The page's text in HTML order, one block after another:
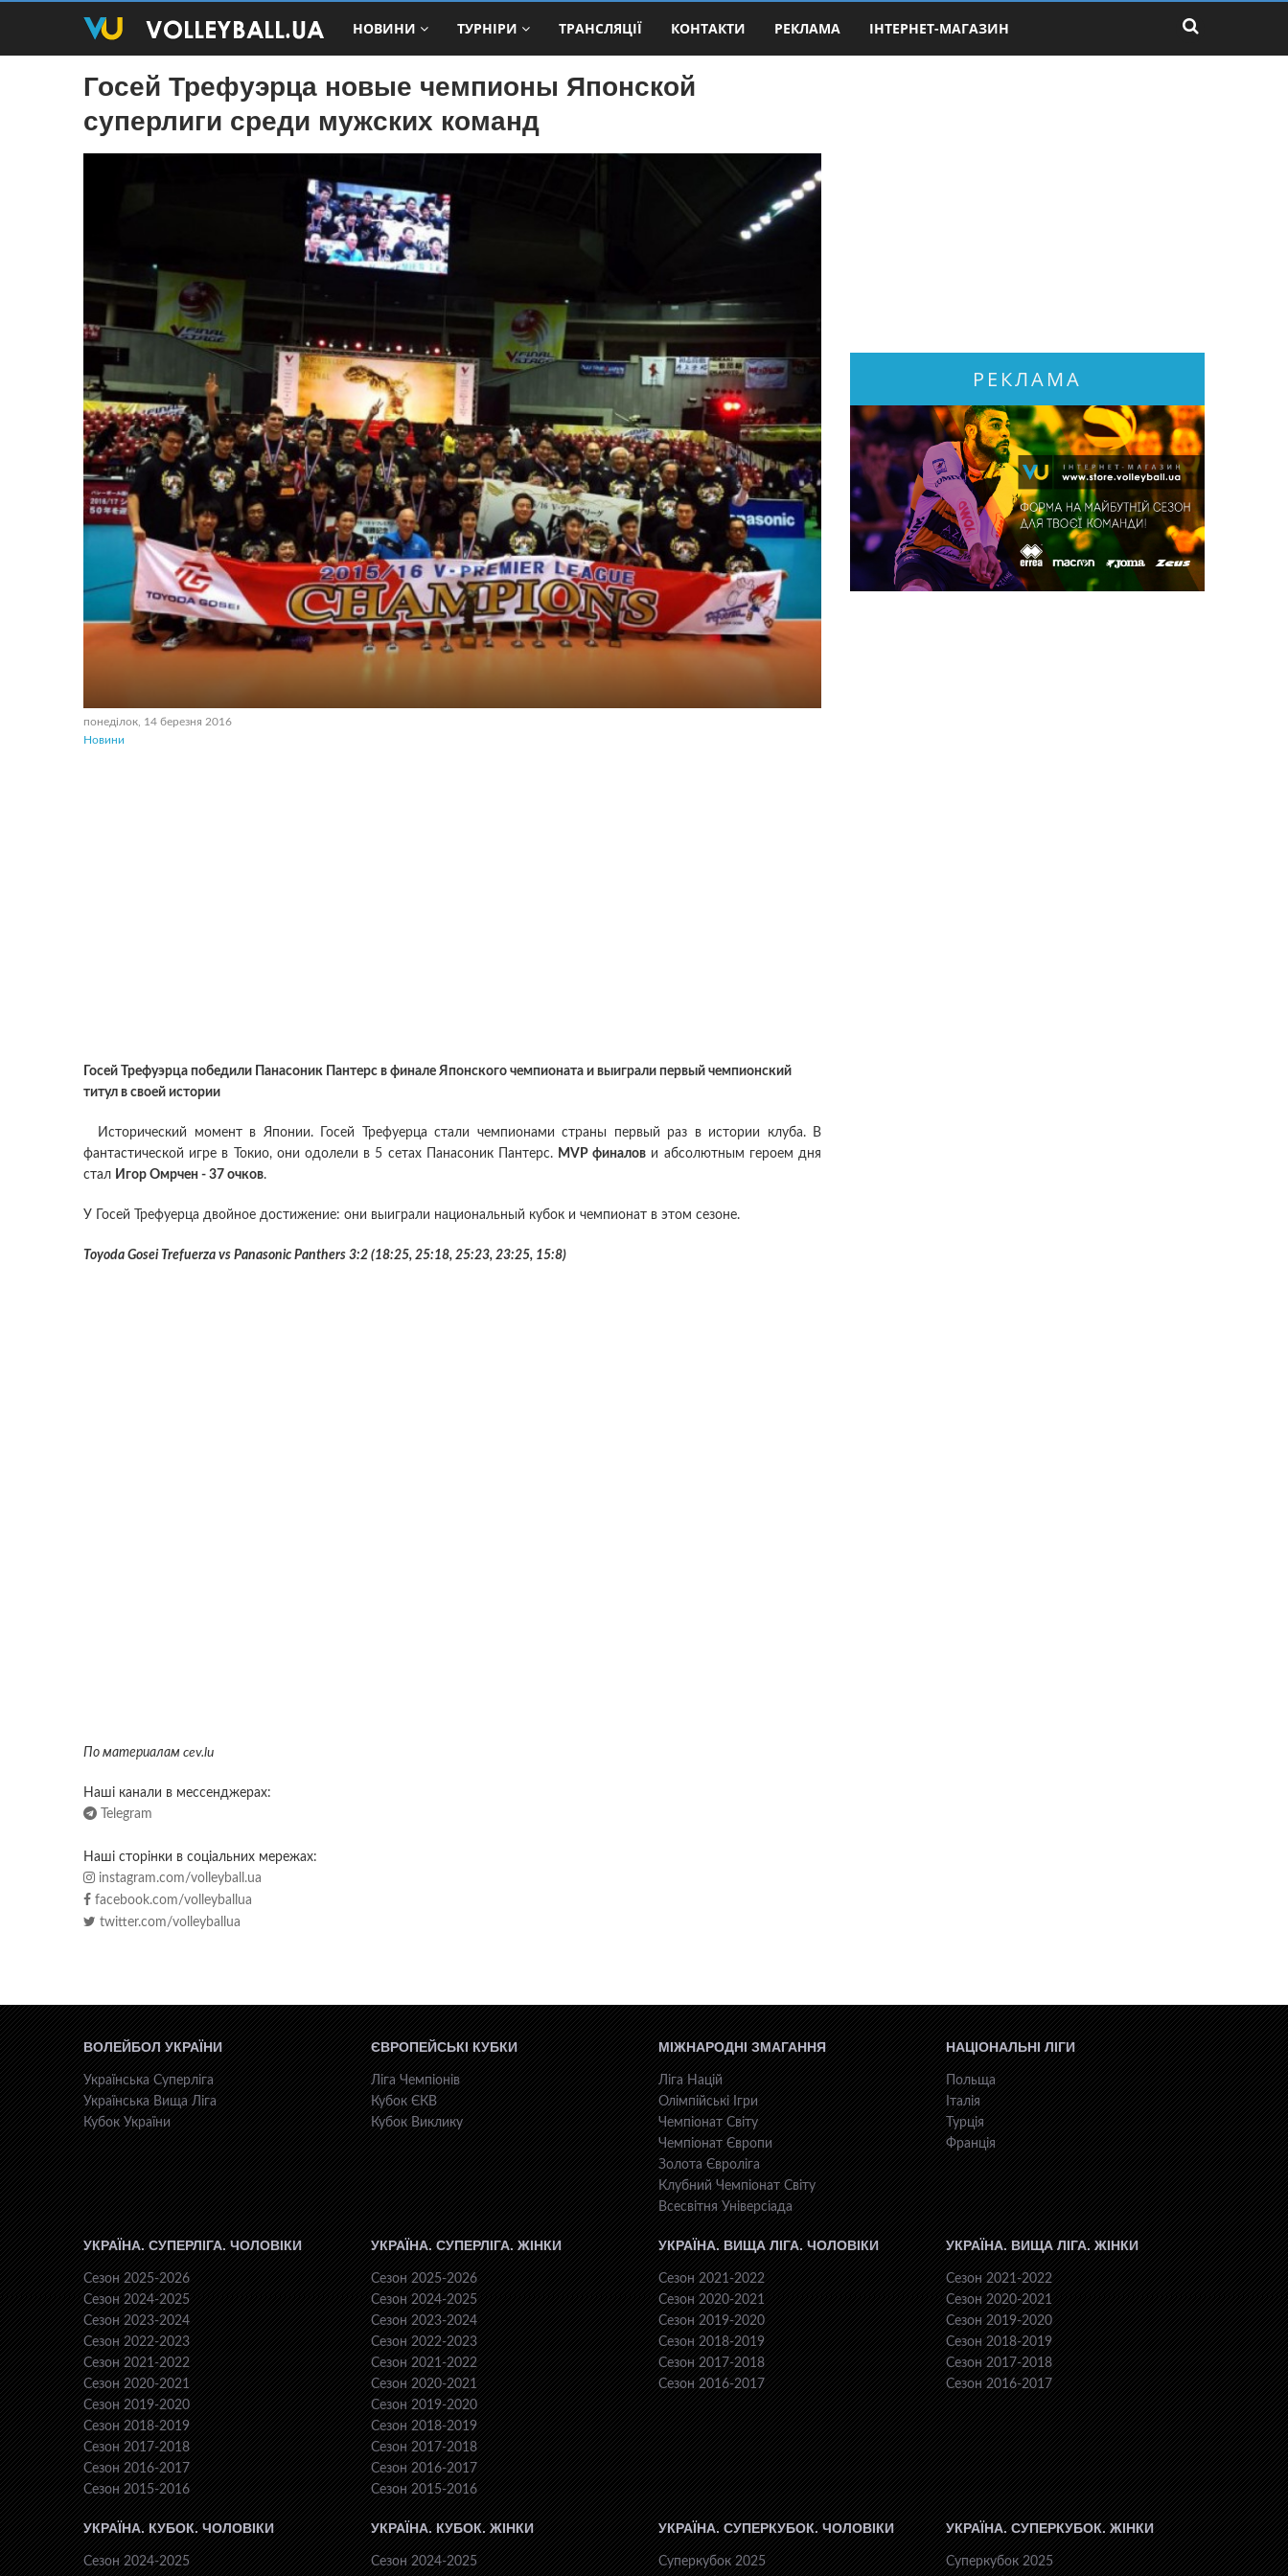
НОВИНИ ТУРНІРИ ТРАНСЛЯЦІЇ КОНТАКТИ РЕКЛАМА ІНТЕРНЕТ-МАГАЗИН
Госей Трефуэрца новые чемпионы Японской
суперлиги среди мужских команд
понеділок, 14 березня 2016
Новини
Госей Трефуэрца победили Панасоник Пантерс в финале Японского чемпионата и выиграли первый чемпионский
титул в своей истории
Исторический момент в Японии. Госей Трефуерца стали чемпионами страны первый раз в истории клуба. В
фантастической игре в Токио, они одолели в 5 сетах Панасоник Пантерс. МVP финалов и абсолютным героем дня
стал Игор Омрчен - 37 очков.
У Госей Трефуерца двойное достижение: они выиграли национальный кубок и чемпионат в этом сезоне.
Toyoda Gosei Trefuerza vs Panasonic Panthers 3:2 (18:25, 25:18, 25:23, 23:25, 15:8)
По материалам cev.lu
Наші канали в мессенджерах:
Telegram
Наші сторінки в соціальних мережах:
instagram.com/volleyball.ua
facebook.com/volleyballua
twitter.com/volleyballua
РЕКЛАМА
ВОЛЕЙБОЛ УКРАЇНИ
Українська Суперліга
Українська Вища Ліга
Кубок України
ЄВРОПЕЙСЬКІ КУБКИ
Ліга Чемпіонів
Кубок ЄКВ
Кубок Виклику
МІЖНАРОДНІ ЗМАГАННЯ
Ліга Націй
Олімпійські Ігри
Чемпіонат Світу
Чемпіонат Європи
Золота Євроліга
Клубний Чемпіонат Світу
Всесвiтня Унiверсiaда
НАЦІОНАЛЬНІ ЛІГИ
Польща
Італія
Турція
Франція
УКРАЇНА. СУПЕРЛІГА. ЧОЛОВІКИ
Сезон 2025-2026
Сезон 2024-2025
Сезон 2023-2024
Сезон 2022-2023
Сезон 2021-2022
Сезон 2020-2021
Сезон 2019-2020
Сезон 2018-2019
Сезон 2017-2018
Сезон 2016-2017
Сезон 2015-2016
УКРАЇНА. СУПЕРЛІГА. ЖІНКИ
Сезон 2025-2026
Сезон 2024-2025
Сезон 2023-2024
Сезон 2022-2023
Сезон 2021-2022
Сезон 2020-2021
Сезон 2019-2020
Сезон 2018-2019
Сезон 2017-2018
Сезон 2016-2017
Сезон 2015-2016
УКРАЇНА. ВИЩА ЛІГА. ЧОЛОВІКИ
Сезон 2021-2022
Сезон 2020-2021
Сезон 2019-2020
Сезон 2018-2019
Сезон 2017-2018
Сезон 2016-2017
УКРАЇНА. ВИЩА ЛІГА. ЖІНКИ
Сезон 2021-2022
Сезон 2020-2021
Сезон 2019-2020
Сезон 2018-2019
Сезон 2017-2018
Сезон 2016-2017
УКРАЇНА. КУБОК. ЧОЛОВІКИ
Сезон 2024-2025
УКРАЇНА. КУБОК. ЖІНКИ
Сезон 2024-2025
УКРАЇНА. СУПЕРКУБОК. ЧОЛОВІКИ
Суперкубок 2025
УКРАЇНА. СУПЕРКУБОК. ЖІНКИ
Суперкубок 2025